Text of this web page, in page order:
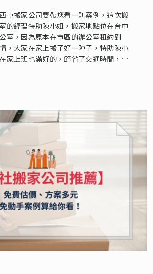
屯搬家公司要帶您看一則案例，這次搬
的經理特助陳小姐，搬家地點位在台中
室，因為原本在市區的辦公室租約到
，大家在家上搬了好一陣子，特助陳小
家上班也滿好的，節省了交通時間，剛